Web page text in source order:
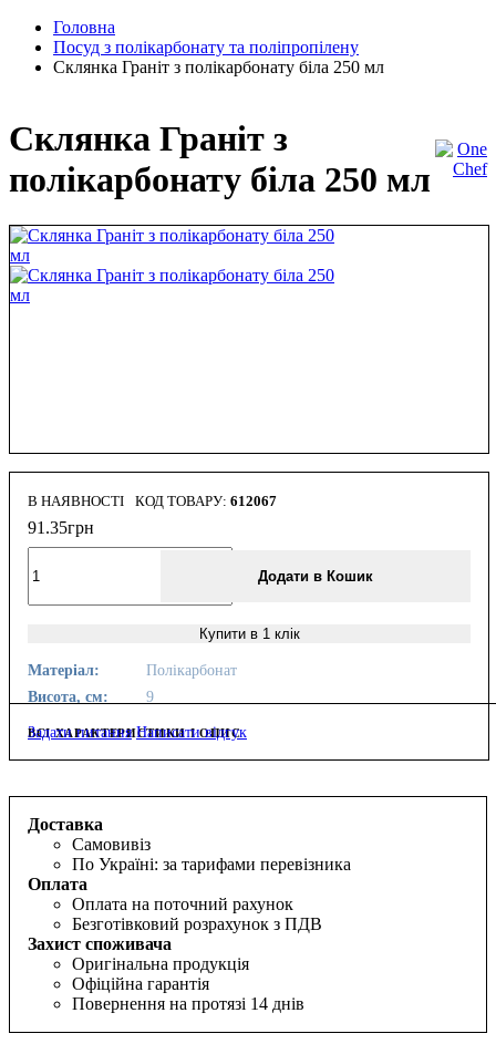
Головна
Посуд з полікарбонату та поліпропілену
Склянка Граніт з полікарбонату біла 250 мл
Склянка Граніт з
полікарбонату біла 250 мл
В НАЯВНОСТІ 612067
91 .35грн
Додати в Кошик
Купити в 1 клік
Матеріал:
Полікарбонат
Висота, см:
9
ВСІ ХАРАКТЕРИСТИКИ І ОПИС
Задати питання Написати відгук
Доставка
Самовивіз
По Україні: за тарифами перевізника
Оплата
Оплата на поточний рахунок
Безготівковий розрахунок з ПДВ
Захист споживача
Оригінальна продукція
Офіційна гарантія
Повернення на протязі 14 днів